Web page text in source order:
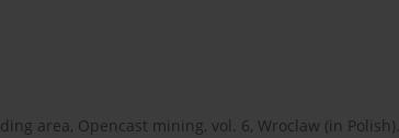
area, Opencast mining, vol. 6, Wroclaw (in Polish).